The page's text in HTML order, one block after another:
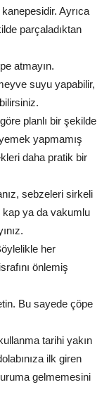
Ayrıca
parçaladıktan
atmayın.
suyu yapabilir,
planlı bir şekilde
yapmamış
daha pratik bir
sebzeleri sirkeli
kap ya da vakumlu
her
önlemiş
Bu sayede çöpe
tarihi yakın
ilk giren
gelmemesini